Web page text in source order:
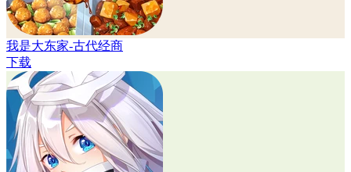
我是大东家-古代经商
下载